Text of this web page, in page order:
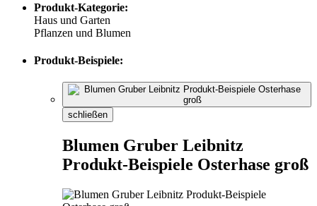
Produkt-Kategorie:
Haus und Garten
Pflanzen und Blumen
Produkt-Beispiele:
schließen
Blumen Gruber Leibnitz
Produkt-Beispiele Osterhase groß